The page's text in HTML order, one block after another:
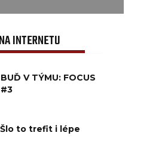
INTERNETU
BUĎ V TÝMU: FOCUS
#3
Šlo to trefit i lépe